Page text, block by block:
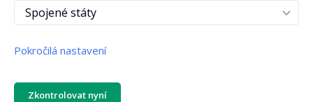
Pokročilá nastavení
Zkontrolovat nyní